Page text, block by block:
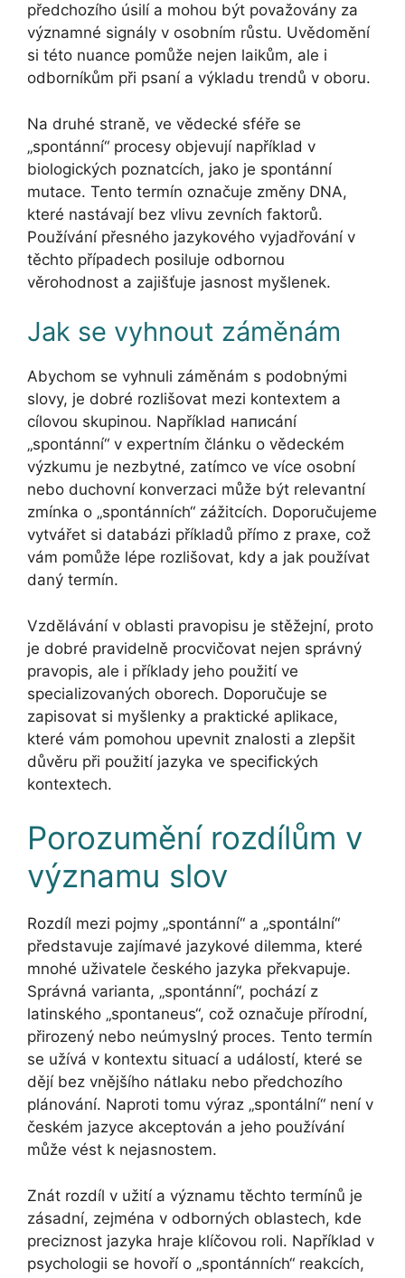
předchozího úsilí a mohou být považovány za
významné signály v osobním růstu. Uvědomění
si této nuance pomůže nejen laikům, ale i
odborníkům při psaní a výkladu trendů v oboru.
Na druhé straně, ve vědecké sféře se
„spontánní“ procesy objevují například v
biologických poznatcích, jako je spontánní
mutace. Tento termín označuje změny DNA,
které nastávají bez vlivu zevních faktorů.
Používání přesného jazykového vyjadřování v
těchto případech posiluje odbornou
věrohodnost a zajišťuje jasnost myšlenek.
Jak se vyhnout záměnám
Abychom se vyhnuli záměnám s podobnými
slovy, je dobré rozlišovat mezi kontextem a
cílovou skupinou. Například написání
„spontánní“ v expertním článku o vědeckém
výzkumu je nezbytné, zatímco ve více osobní
nebo duchovní konverzaci může být relevantní
zmínka o „spontánních“ zážitcích. Doporučujeme
vytvářet si databázi příkladů přímo z praxe, což
vám pomůže lépe rozlišovat, kdy a jak používat
daný termín.
Vzdělávání v oblasti pravopisu je stěžejní, proto
je dobré pravidelně procvičovat nejen správný
pravopis, ale i příklady jeho použití ve
specializovaných oborech. Doporučuje se
zapisovat si myšlenky a praktické aplikace,
které vám pomohou upevnit znalosti a zlepšit
důvěru při použití jazyka ve specifických
kontextech.
Porozumění rozdílům v
významu slov
Rozdíl mezi pojmy „spontánní“ a „spontální“
představuje zajímavé jazykové dilemma, které
mnohé uživatele českého jazyka překvapuje.
Správná varianta, „spontánní“, pochází z
latinského „spontaneus“, což označuje přírodní,
přirozený nebo neúmyslný proces. Tento termín
se užívá v kontextu situací a událostí, které se
dějí bez vnějšího nátlaku nebo předchozího
plánování. Naproti tomu výraz „spontální“ není v
českém jazyce akceptován a jeho používání
může vést k nejasnostem.
Znát rozdíl v užití a významu těchto termínů je
zásadní, zejména v odborných oblastech, kde
preciznost jazyka hraje klíčovou roli. Například v
psychologii se hovoří o „spontánních“ reakcích,